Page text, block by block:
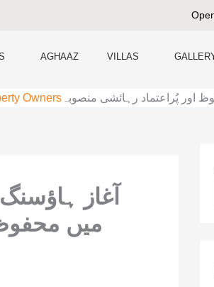
AGHAAZ VILLAS
Ownersاور پُراعتماد رہائشی منصوبہ
آغاز
میں